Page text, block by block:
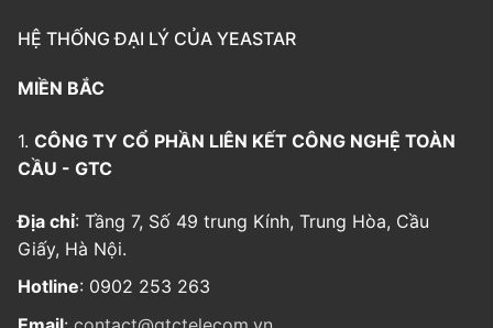
HỆ THỐNG ĐẠI LÝ CỦA YEASTAR
MIỀN BẮC
1. CÔNG TY CỔ PHẦN LIÊN KẾT CÔNG NGHỆ TOÀN
CẦU - GTC
Địa chỉ: Tầng 7, Số 49 trung Kính, Trung Hòa, Cầu
Giấy, Hà Nội.
Hotline: 0902 253 263